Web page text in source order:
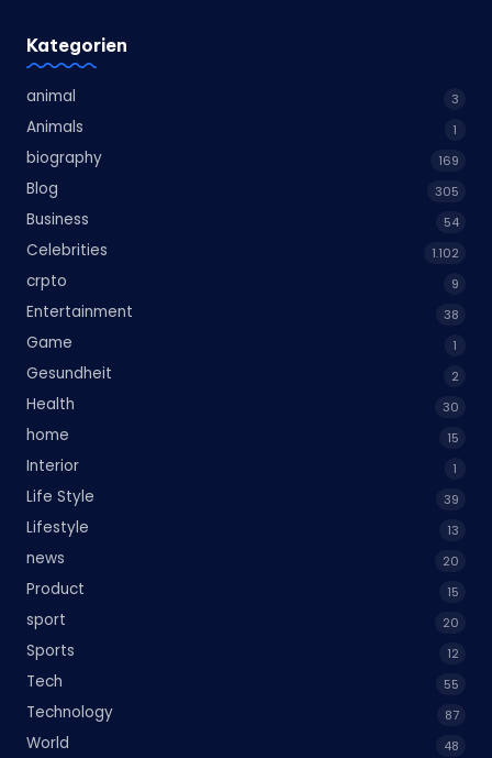
Kategorien
animal 3
Animals 1
biography 169
Blog 305
Business 54
Celebrities 1.102
crpto 9
Entertainment 38
Game 1
Gesundheit 2
Health 30
home 15
Interior 1
Life Style 39
Lifestyle 13
news 20
Product 15
sport 20
Sports 12
Tech 55
Technology 87
World 48